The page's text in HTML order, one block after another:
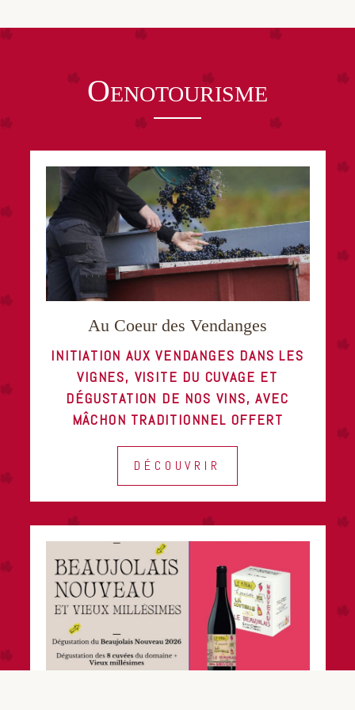
Oenotourisme
Au Coeur des Vendanges
INITIATION AUX VENDANGES DANS LES
VIGNES, VISITE DU CUVAGE ET
DÉGUSTATION DE NOS VINS, AVEC
MÂCHON TRADITIONNEL OFFERT
DÉCOUVRIR